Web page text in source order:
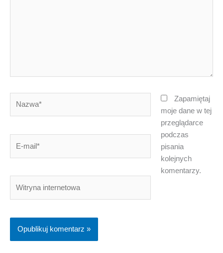
internetowa
Zapamiętaj
moje dane w tej
przeglądarce
podczas
pisania
kolejnych
komentarzy.